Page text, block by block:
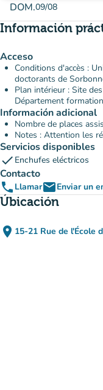
DOM.09/08
Información
Acceso
Conditions d'accès :
doctorants de
Plan intérieur : Site
Département
Información adicional
Nombre de places
Notes : Attention les
Servicios disponibles
check Enchufes eléctricos
Contacto
phone LlamaremailEnviar un
Úbicación
place 15-21 Rue de l'École